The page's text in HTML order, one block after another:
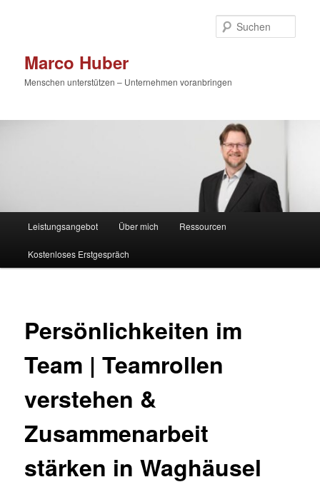
Marco Huber
Menschen unterstützen – Unternehmen voranbringen
Leistungsangebot Über mich Ressourcen
Kostenloses Erstgespräch
Persönlichkeiten im
Team | Teamrollen
verstehen &
Zusammenarbeit
stärken in Waghäusel